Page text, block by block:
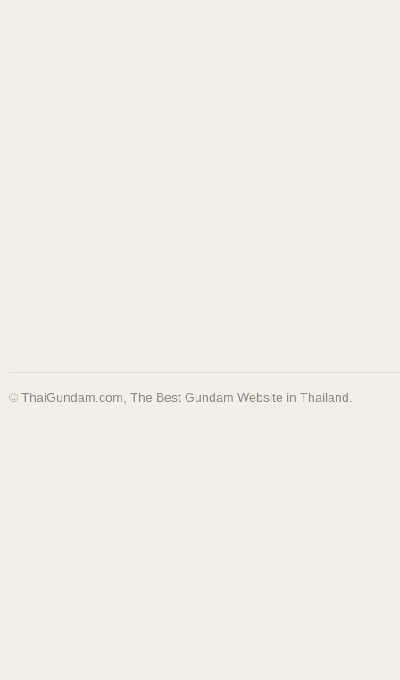
© ThaiGundam.com, The Best Gundam Website in Thailand.